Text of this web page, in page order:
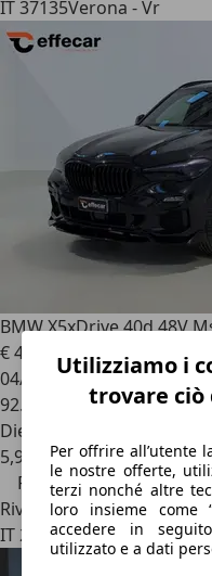
IT 37135Verona - Vr
BMW X5xDrive 40d 48V
€ 44.900 € 49.900,-
04/2021
92.000 km
Diesel
5,9 l/100 km (comb.)
Prezzo ribassato
Rivenditore
IT 25030Roncadelle -
Utilizziamo i
trovare ciò
Per offrire all’utente
le nostre offerte,
terzi nonché altre
loro insieme come
accedere in
utilizzato e a dati